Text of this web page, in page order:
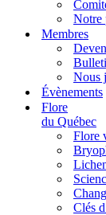
Notre
Membres
Nous
Évènements
Flore
du Québec
Flore
Clés